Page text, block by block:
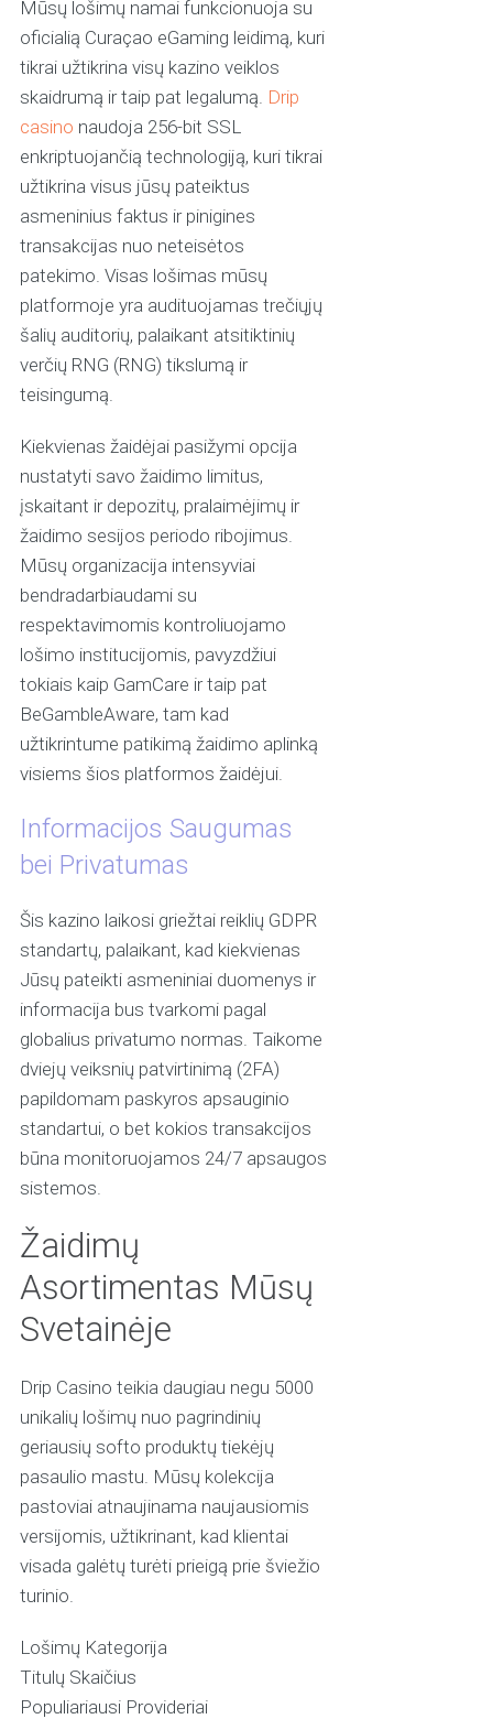
Mūsų lošimų namai funkcionuoja su
oficialią Curaçao eGaming leidimą, kuri
tikrai užtikrina visų kazino veiklos
skaidrumą ir taip pat legalumą. Drip
casino naudoja 256-bit SSL
enkriptuojančią technologiją, kuri tikrai
užtikrina visus jūsų pateiktus
asmeninius faktus ir pinigines
transakcijas nuo neteisėtos
patekimo. Visas lošimas mūsų
platformoje yra audituojamas trečiųjų
šalių auditorių, palaikant atsitiktinių
verčių RNG (RNG) tikslumą ir
teisingumą.
Kiekvienas žaidėjai pasižymi opcija
nustatyti savo žaidimo limitus,
įskaitant ir depozitų, pralaimėjimų ir
žaidimo sesijos periodo ribojimus.
Mūsų organizacija intensyviai
bendradarbiaudami su
respektavimomis kontroliuojamo
lošimo institucijomis, pavyzdžiui
tokiais kaip GamCare ir taip pat
BeGambleAware, tam kad
užtikrintume patikimą žaidimo aplinką
visiems šios platformos žaidėjui.
Informacijos Saugumas
bei Privatumas
Šis kazino laikosi griežtai reiklių GDPR
standartų, palaikant, kad kiekvienas
Jūsų pateikti asmeniniai duomenys ir
informacija bus tvarkomi pagal
globalius privatumo normas. Taikome
dviejų veiksnių patvirtinimą (2FA)
papildomam paskyros apsauginio
standartui, o bet kokios transakcijos
būna monitoruojamos 24/7 apsaugos
sistemos.
Žaidimų
Asortimentas Mūsų
Svetainėje
Drip Casino teikia daugiau negu 5000
unikalių lošimų nuo pagrindinių
geriausių softo produktų tiekėjų
pasaulio mastu. Mūsų kolekcija
pastoviai atnaujinama naujausiomis
versijomis, užtikrinant, kad klientai
visada galėtų turėti prieigą prie šviežio
turinio.
Lošimų Kategorija
Titulų Skaičius
Populiariausi Provideriai